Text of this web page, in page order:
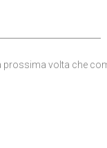
prossima volta che